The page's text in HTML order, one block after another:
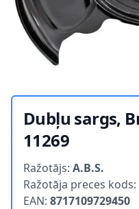
Dubļu sargs,
11269
Ražotājs: A.B.S.
Ražotāja preces kods:
EAN: 8717109729450